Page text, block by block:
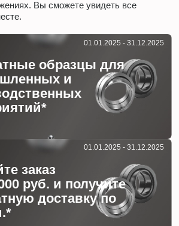
Вы сможете увидеть все
образцы для
и
01.01.2025 - 31.12.2025
заказ
руб. и получите
доставку по
01.01.2025 - 31.12.2025